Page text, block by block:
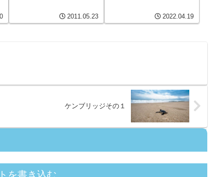
2011.05.23 2022.04.19
ケンブリッジその１
を書き込む